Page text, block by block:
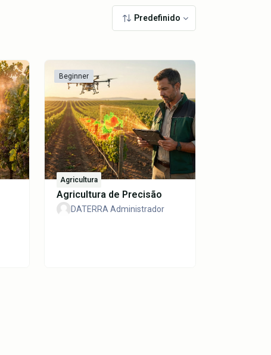
Predefinido
Beginner
Agricultura
Agricultura de Precisão
DATERRA Administrador